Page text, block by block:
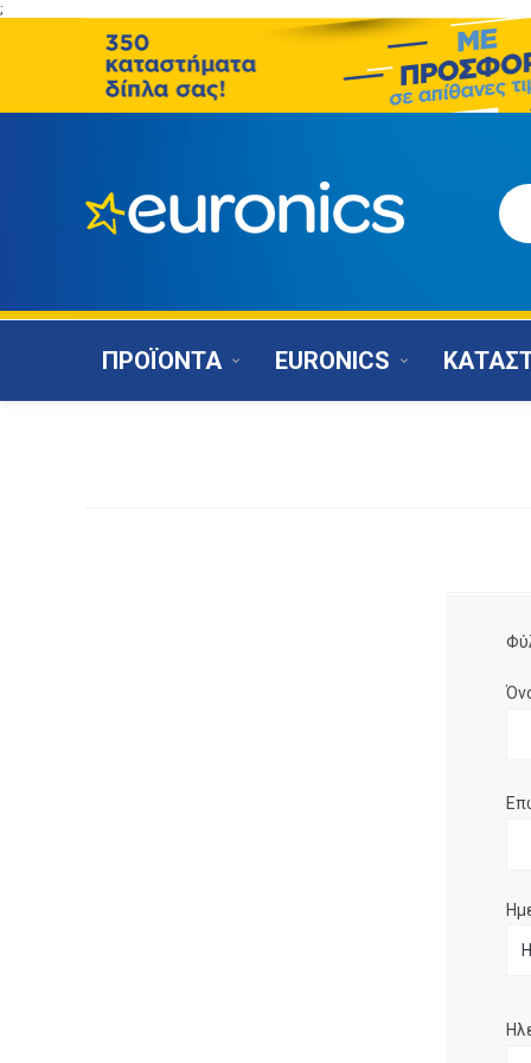
;
ΠΡΟΪΟΝΤΑ EURONICS